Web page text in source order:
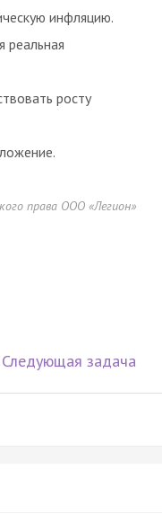
инфляцию.
реальная
росту
права ООО «Легион»
Следующая задача